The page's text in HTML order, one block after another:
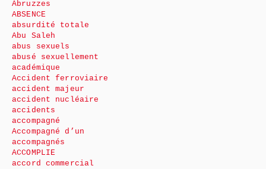
Abruzzes
ABSENCE
absurdité totale
Abu Saleh
abus sexuels
abusé sexuellement
académique
Accident ferroviaire
accident majeur
accident nucléaire
accidents
accompagné
Accompagné d’un
accompagnés
ACCOMPLIE
accord commercial